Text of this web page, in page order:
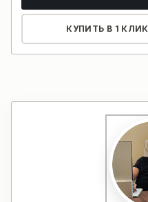
КУПИТЬ В 1 КЛИК